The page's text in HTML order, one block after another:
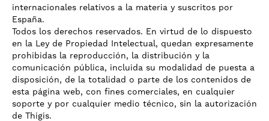
internacionales relativos a la materia y suscritos por
España.
Todos los derechos reservados. En virtud de lo dispuesto
en la Ley de Propiedad Intelectual, quedan expresamente
prohibidas la reproducción, la distribución y la
comunicación pública, incluida su modalidad de puesta a
disposición, de la totalidad o parte de los contenidos de
esta página web, con fines comerciales, en cualquier
soporte y por cualquier medio técnico, sin la autorización
de Thigis.